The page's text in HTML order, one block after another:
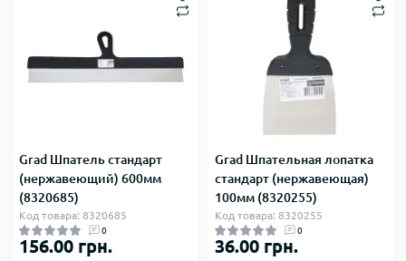
Grad Шпатель стандарт
(нержавеющий) 600мм
(8320685)
Код товара: 8320685
0
156.00 грн.
Grad Шпательная лопатка
стандарт (нержавеющая)
100мм (8320255)
Код товара: 8320255
0
36.00 грн.